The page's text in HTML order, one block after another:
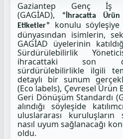
Gaziantep Genç İş
(GAGİAD),
“İhracatta
Etiketler”
konulu
dünyasından isimlerin,
GAGİAD üyelerinin
Sürdürülebilirlik
ihracattaki son
sürdürülebilirlikle ilgili
detaylı bir sunum
(Eco labels), Çevresel Ürün
Geri Dönüşüm Standardı
alındığı söyleşide
uluslararası
nasıl uyum sağlanacağı
oldu.